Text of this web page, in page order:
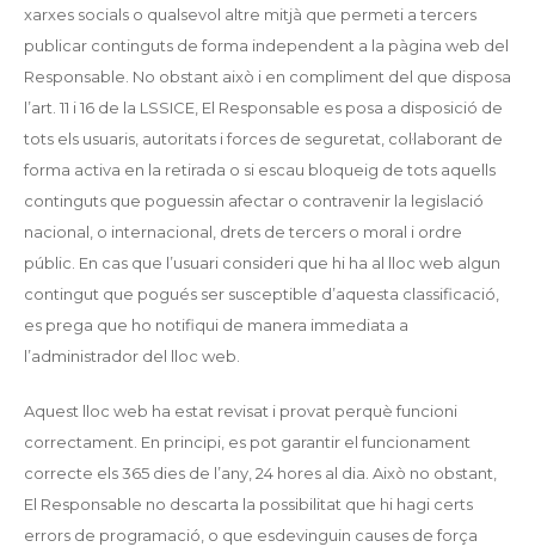
xarxes socials o qualsevol altre mitjà que permeti a tercers
publicar continguts de forma independent a la pàgina web del
Responsable. No obstant això i en compliment del que disposa
l’art. 11 i 16 de la LSSICE, El Responsable es posa a disposició de
tots els usuaris, autoritats i forces de seguretat, col·laborant de
forma activa en la retirada o si escau bloqueig de tots aquells
continguts que poguessin afectar o contravenir la legislació
nacional, o internacional, drets de tercers o moral i ordre
públic. En cas que l’usuari consideri que hi ha al lloc web algun
contingut que pogués ser susceptible d’aquesta classificació,
es prega que ho notifiqui de manera immediata a
l’administrador del lloc web.
Aquest lloc web ha estat revisat i provat perquè funcioni
correctament. En principi, es pot garantir el funcionament
correcte els 365 dies de l’any, 24 hores al dia. Això no obstant,
El Responsable no descarta la possibilitat que hi hagi certs
errors de programació, o que esdevinguin causes de força